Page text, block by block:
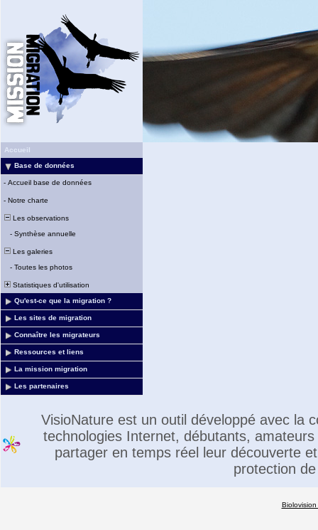
Accueil
Base de données
- Accueil base de données
- Notre charte
Les observations
- Synthèse annuelle
Les galeries
- Toutes les photos
Statistiques d'utilisation
Qu'est-ce que la migration ?
Les sites de migration
Connaître les migrateurs
Ressources et liens
La mission migration
Les partenaires
VisioNature est un outil développé avec la
technologies Internet, débutants,
partager en temps réel leur découverte
protection
Biolovision